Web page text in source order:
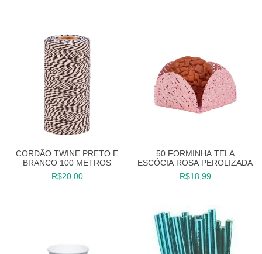
CORDÃO TWINE PRETO E
BRANCO 100 METROS
R$20,00
50 FORMINHA TELA
ESCÓCIA ROSA PEROLIZADA
R$18,99